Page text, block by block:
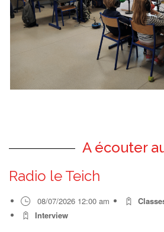
A écouter
Radio le Teich
08/07/2026 12:00 am
Interview